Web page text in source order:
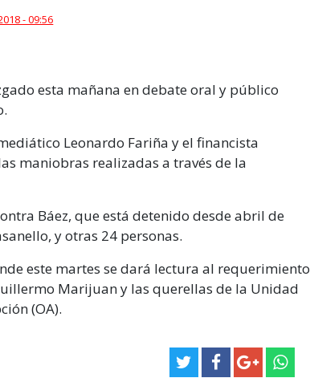
- 09:56
esta mañana en debate oral y público
Leonardo Fariña y el financista
maniobras realizadas a través de la
Báez, que está detenido desde abril de
y otras 24 personas.
este martes se dará lectura al requerimiento
Marijuan y las querellas de la Unidad
(OA).